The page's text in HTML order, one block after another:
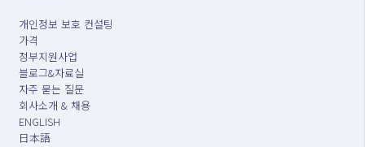
개인정보 보호 컨설팅
가격
정부지원사업
블로그&자료실
자주 묻는 질문
회사소개 & 채용
ENGLISH
日本語